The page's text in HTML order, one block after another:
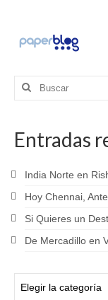
Buscar
Entradas
India Norte en
Hoy Chennai,
Si Quieres un
De Mercadillo en